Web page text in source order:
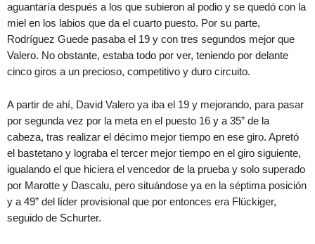
aguantaría después a los que subieron al podio y se quedó con la
miel en los labios que da el cuarto puesto. Por su parte,
Rodríguez Guede pasaba el 19 y con tres segundos mejor que
Valero. No obstante, estaba todo por ver, teniendo por delante
cinco giros a un precioso, competitivo y duro circuito.
A partir de ahí, David Valero ya iba el 19 y mejorando, para pasar
por segunda vez por la meta en el puesto 16 y a 35” de la
cabeza, tras realizar el décimo mejor tiempo en ese giro. Apretó
el bastetano y lograba el tercer mejor tiempo en el giro siguiente,
igualando el que hiciera el vencedor de la prueba y solo superado
por Marotte y Dascalu, pero situándose ya en la séptima posición
y a 49” del líder provisional que por entonces era Flückiger,
seguido de Schurter.